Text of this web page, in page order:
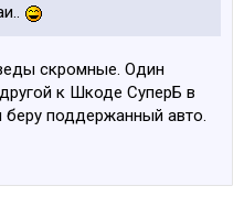
скромные. Один
к Шкоде СуперБ в
поддержанный авто.